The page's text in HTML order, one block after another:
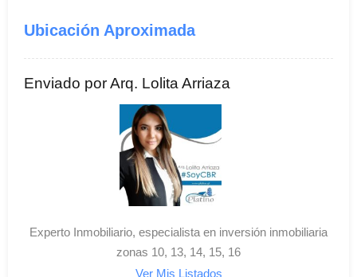
Ubicación Aproximada
Enviado por Arq. Lolita Arriaza
Experto Inmobiliario, especialista en inversión inmobiliaria
zonas 10, 13, 14, 15, 16
Ver Mis Listados